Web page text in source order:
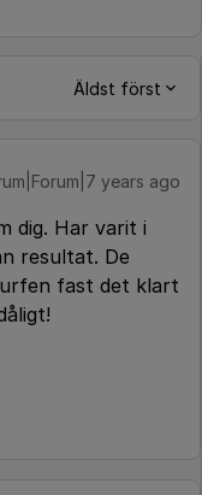
Äldst först
years ago
dig. Har varit i
resultat. De
fast det klart